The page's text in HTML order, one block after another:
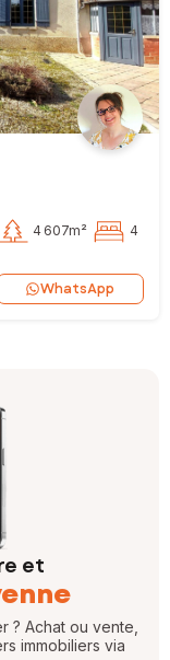
4 607m² 4
WhatsApp
et
? Achat ou vente,
immobiliers via